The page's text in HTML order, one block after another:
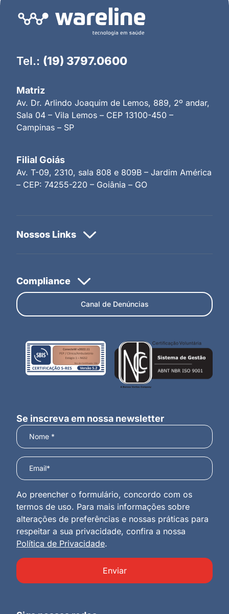
Tel.: (19) 3797.0600
Matriz
Av. Dr. Arlindo Joaquim de Lemos, 889, 2º andar,
Sala 04 – Vila Lemos – CEP 13100-450 –
Campinas – SP
Filial Goiás
Av. T-09, 2310, sala 808 e 809B – Jardim América
– CEP: 74255-220 – Goiânia – GO
Canal de Denúncias
Se inscreva em nossa newsletter
Ao preencher o formulário, concordo com os
termos de uso. Para mais informações sobre
alterações de preferências e nossas práticas para
respeitar a sua privacidade, confira a nossa
Política de Privacidade.
Enviar